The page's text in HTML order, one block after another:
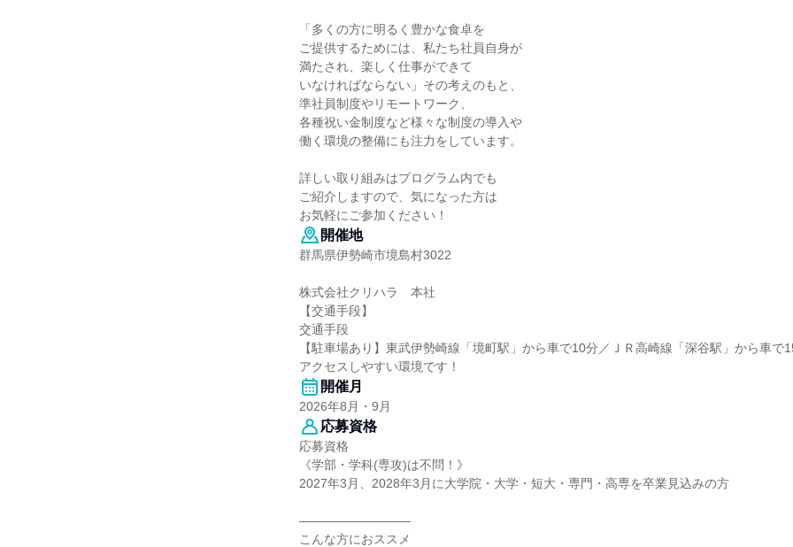
「多くの方に明るく豊かな食卓を
ご提供するためには、私たち社員自身が
満たされ、楽しく仕事ができて
いなければならない」その考えのもと、
準社員制度やリモートワーク、
各種祝い金制度など様々な制度の導入や
働く環境の整備にも注力をしています。
詳しい取り組みはプログラム内でも
ご紹介しますので、気になった方は
お気軽にご参加ください！
開催地
群馬県伊勢崎市境島村3022
株式会社クリハラ 本社
【交通手段】
交通手段
【駐車場あり】東武伊勢崎線「境町駅」から車で10分／ＪＲ高崎線「深谷駅」から車で
アクセスしやすい環境です！
開催月
2026年8月・9月
応募資格
応募資格
《学部・学科(専攻)は不問！》
2027年3月、2028年3月に大学院・大学・短大・専門・高専を卒業見込みの方
―――――――――
こんな方におススメ